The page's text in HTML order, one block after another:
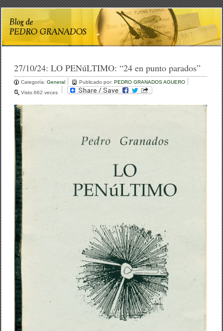
27/10/24:LO PENúLTIMO: “24 en punto parados”
Categoría:General Publicado por:PEDRO GRANADOS AGUERO
Visto:662 veces